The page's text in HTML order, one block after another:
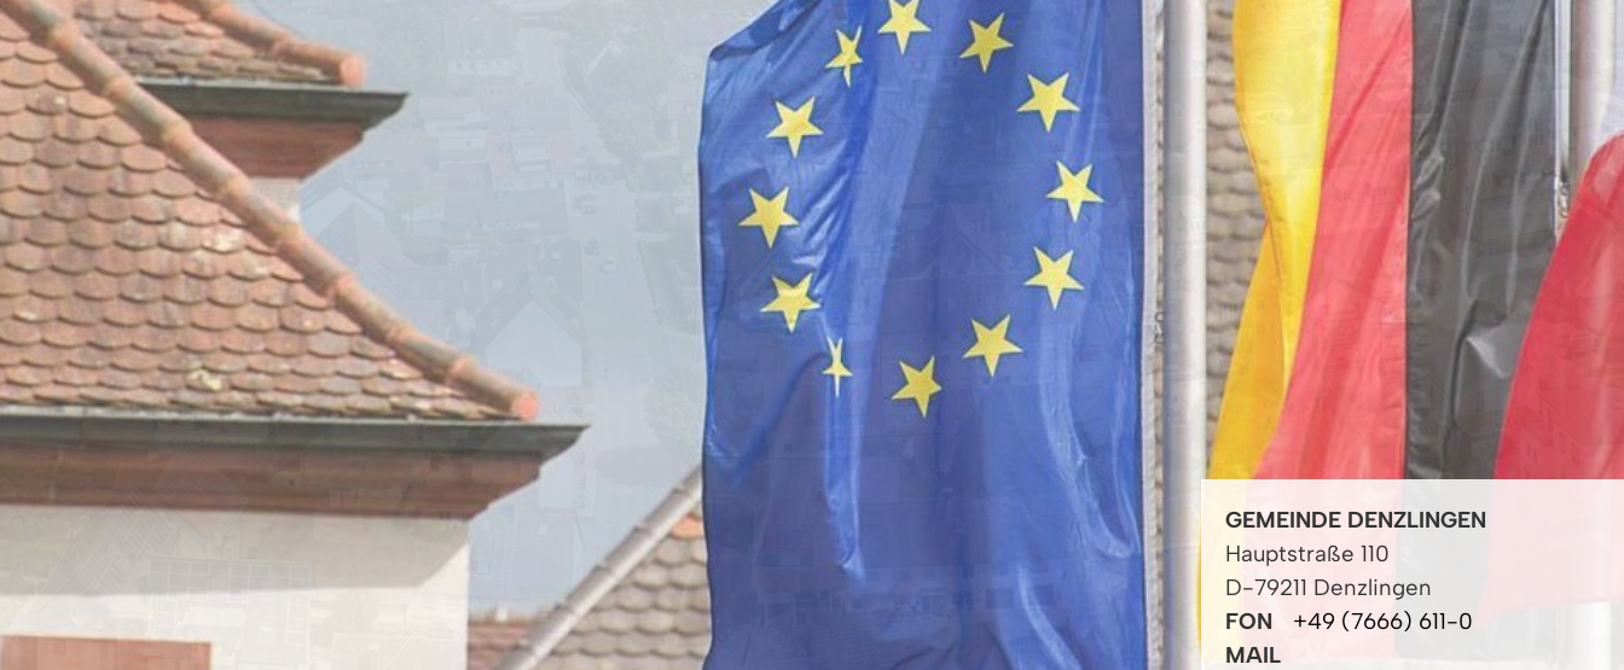
GEMEINDE DENZLINGEN
Hauptstraße 110
D-79211 Denzlingen
FON
+49 (7666) 611-0
MAIL